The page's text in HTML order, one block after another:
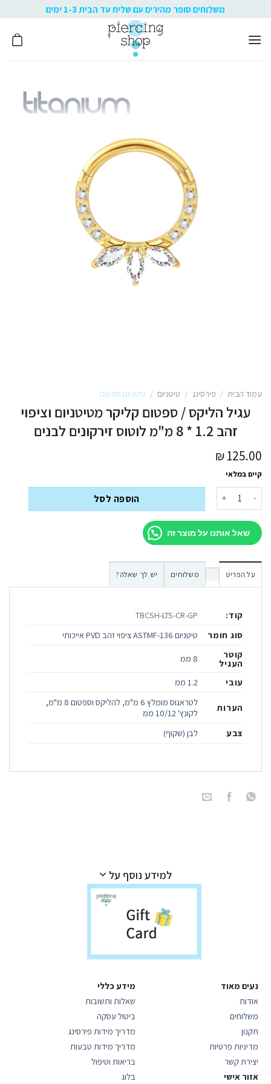
to
content
משלוחים סופר מהירים עם שליח עד הבית 1-3 ימים
עמוד הבית / פירסינג / טיטניום / טיטניום ספטום
עגיל הליקס / ספטום קליקר מטיטניום וציפוי
זהב 1.2 * 8 מ"מ לוטוס זירקונים לבנים
125.00
₪
קיים במלאי
כמות של עגיל הליקס / ספטום קליקר מטיטניום וציפוי זהב 1.2 * 8 מ"מ לוטוס זירקונים לבנים
הוספה לסל
שאל אותנו על מוצר זה
על הפריט משלוחים יש לך שאלה?
קוד:
TBCSH-LTS-CR-GP
סוג חומר
טיטניום ASTMF-136 ציפוי זהב PVD אייכותי
קוטר
העגיל 8 ממ
עובי 1.2 ממ
הערות
לטראגוס מומלץ 6 מ"מ, להליקס וספטום 8 מ"מ,
לקונץ' 10/12 ממ
צבע
לבן (שקוף)
למידע נוסף על
נעים מאוד
אודות
משלוחים
תקנון
מדיניות פרטיות
יצירת קשר
אזור אישי
מידע כללי
שאלות ותשובות
ביטול עסקה
מדריך מידות פירסינג
מדריך מידות טבעות
בריאות וטיפול
בלוג